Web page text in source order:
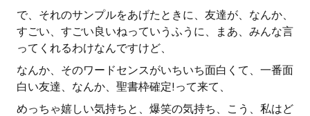
で、それのサンプルをあげたときに、友達が、なんか、
すごい、すごい良いねっていうふうに、まあ、みんな言
ってくれるわけなんですけど、
なんか、そのワードセンスがいちいち面白くて、一番面
白い友達、なんか、聖書枠確定!って来て、
めっちゃ嬉しい気持ちと、爆笑の気持ち、こう、私はど